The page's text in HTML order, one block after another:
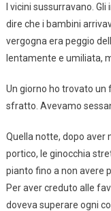
I vicini sussurravano.
dire che i bambini
vergogna era peggio
lentamente e umiliata,
Un giorno ho trovato un
sfratto. Avevamo
Quella notte, dopo aver
portico, le ginocchia
pianto fino a non avere
Per aver creduto alle
doveva superare ogni